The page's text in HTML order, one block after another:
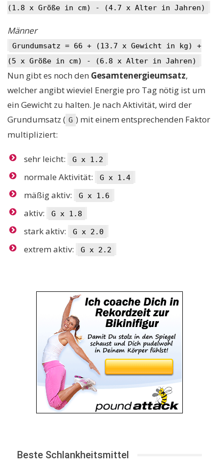
(1.8 x Größe in cm) - (4.7 x Alter in Jahren)
Männer
Grundumsatz = 66 + (13.7 x Gewicht in kg) +
(5 x Größe in cm) - (6.8 x Alter in Jahren)
Nun gibt es noch den Gesamtenergieumsatz,
welcher angibt wieviel Energie pro Tag nötig ist um
ein Gewicht zu halten. Je nach Aktivität, wird der
Grundumsatz ( G ) mit einem entsprechenden Faktor
multipliziert:
sehr leicht: G x 1.2
normale Aktivität: G x 1.4
mäßig aktiv: G x 1.6
aktiv: G x 1.8
stark aktiv: G x 2.0
extrem aktiv: G x 2.2
Beste Schlankheitsmittel